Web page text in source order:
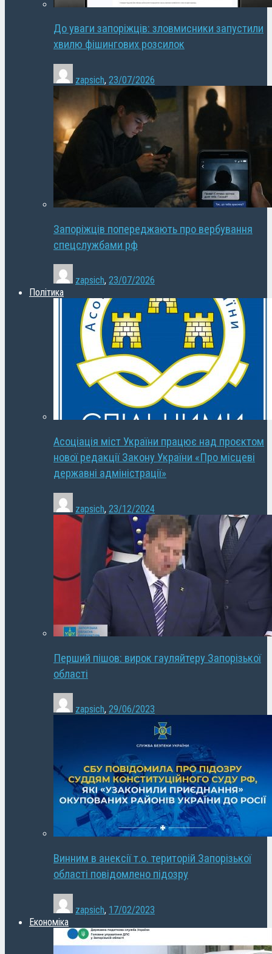
До уваги запоріжців: зловмисники запустили
хвилю фішингових розсилок
zapsich, 23/07/2026
Запоріжців попереджають про вербування
спецслужбами рф
zapsich, 23/07/2026
Політика
Асоціація міст України працює над проєктом
нової редакції Закону України «Про місцеві
державні адміністрації»
zapsich, 23/12/2024
Перший пішов: вирок гауляйтеру Запорізької
області
zapsich, 29/06/2023
Винним в анексії т.о. територій Запорізької
області повідомлено підозру
zapsich, 17/02/2023
Економіка